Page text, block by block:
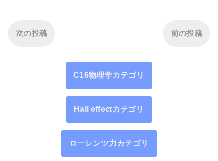
次の投稿 前の投稿
C16物理学カテゴリ
Hall effectカテゴリ
ローレンツ力カテゴリ